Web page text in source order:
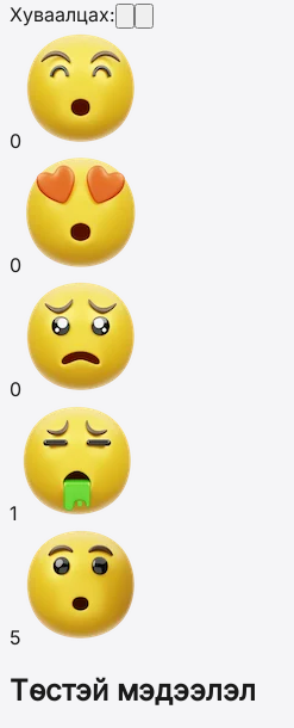
Хуваалцах:
0
0
0
1
5
Төстэй мэдээлэл